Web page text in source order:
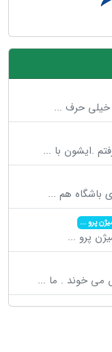
خیلی حرف ...
.ایشون با ...
باشگاه هم ...
پرو...
پرو ...
می خوند . ما ...